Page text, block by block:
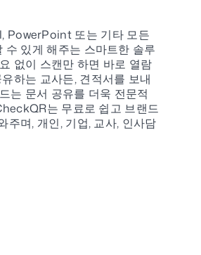
PowerPoint 또는 기타 모든
있게 해주는 스마트한 솔루
없이 스캔만 하면 바로 열람
하는 교사든, 견적서를 보내
는 문서 공유를 더욱 전문적
는 무료로 쉽고 브랜드
주며, 개인, 기업, 교사, 인사담